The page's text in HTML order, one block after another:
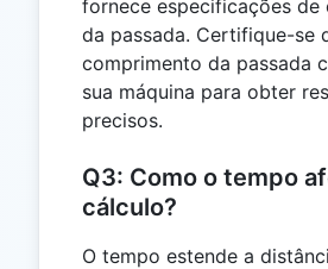
fornece especificações de
da passada. Certifique-se
comprimento da passada
sua máquina para obter
precisos.
Q3: Como o tempo
cálculo?
O tempo estende a